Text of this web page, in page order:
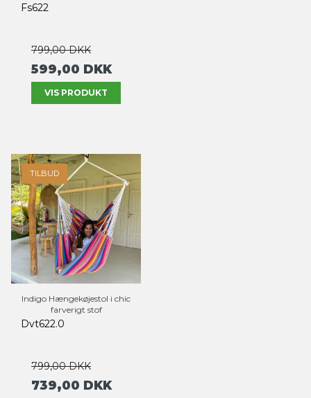
Fs622
799,00 DKK
599,00 DKK
VIS PRODUKT
TILBUD
Indigo Hængekøjestol i chic
farverigt stof
Dvt622.0
799,00 DKK
739,00 DKK